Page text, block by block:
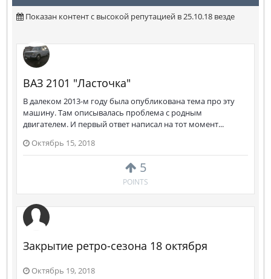
Показан контент с высокой репутацией в 25.10.18 везде
5
POINTS
ВАЗ 2101 "Ласточка"
В далеком 2013-м году была опубликована тема про эту
машину. Там описывалась проблема с родным
двигателем. И первый ответ написал на тот момент...
Октябрь 15, 2018
Закрытие ретро-сезона 18 октября
Октябрь 19, 2018